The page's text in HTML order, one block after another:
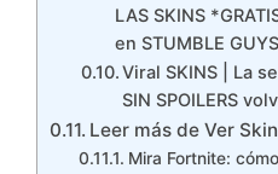
LAS SKINS
en STUMBLE GUYS
Viral SKINS | La
SIN SPOILERS
Leer más de Ver
Mira Fortnite: